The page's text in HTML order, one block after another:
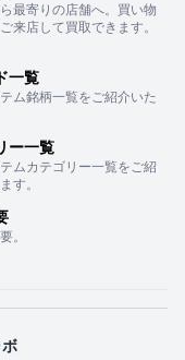
最寄りの店舗へ。買い物
来店して買取できます。
一覧
ム銘柄一覧をご紹介いた
ー一覧
ムカテゴリー一覧をご紹
す。
。